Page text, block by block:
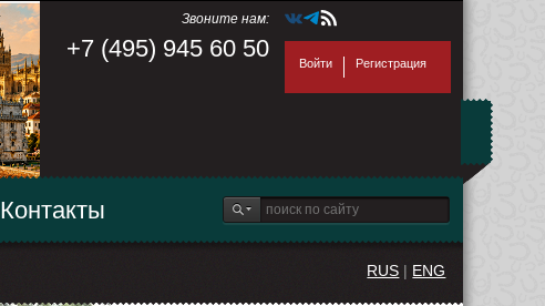
Звоните нам:
+7 (495) 945 60 50
Войти Регистрация
Контакты
RUS | ENG